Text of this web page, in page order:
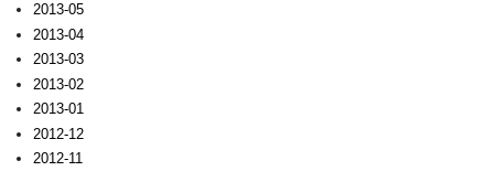
2013-05
2013-04
2013-03
2013-02
2013-01
2012-12
2012-11